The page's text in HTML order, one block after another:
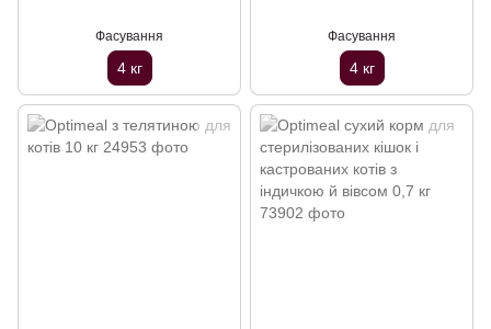
Фасування
4 кг
Фасування
4 кг